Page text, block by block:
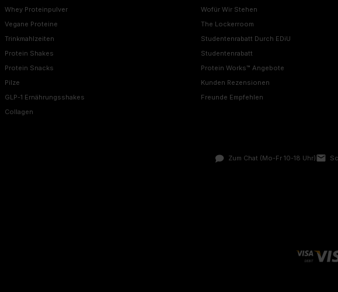
Whey Proteinpulver
Vegane Proteine
Trinkmahlzeiten
Protein Shakes
Protein Snacks
Pilze
GLP-1 Ernährungsshakes
Collagen
Wofür Wir Stehen
The Lockerroom
Studentenrabatt Durch EDiU
Studentenrabatt
Protein Works™ Angebote
Kunden Rezensionen
Freunde Empfehlen
Zum Chat (Mo-Fr 10-18 Uhr)email